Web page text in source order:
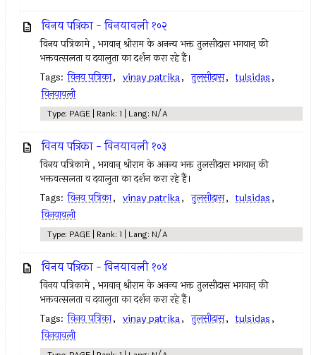
विनय पत्रिका - विनयावली १०२
विनय पत्रिकामे , भगवान् श्रीराम के अनन्य भक्त तुलसीदास भगवान् की
भक्तवत्सलता व दयालुता का दर्शन करा रहे हैं।
Tags: विनय पत्रिका, vinay patrika, तुलसीदास, tulsidas,
विनयावली
Type: PAGE | Rank: 1 | Lang: N/A
विनय पत्रिका - विनयावली १०३
विनय पत्रिकामे , भगवान् श्रीराम के अनन्य भक्त तुलसीदास भगवान् की
भक्तवत्सलता व दयालुता का दर्शन करा रहे हैं।
Tags: विनय पत्रिका, vinay patrika, तुलसीदास, tulsidas,
विनयावली
Type: PAGE | Rank: 1 | Lang: N/A
विनय पत्रिका - विनयावली १०४
विनय पत्रिकामे , भगवान् श्रीराम के अनन्य भक्त तुलसीदास भगवान् की
भक्तवत्सलता व दयालुता का दर्शन करा रहे हैं।
Tags: विनय पत्रिका, vinay patrika, तुलसीदास, tulsidas,
विनयावली